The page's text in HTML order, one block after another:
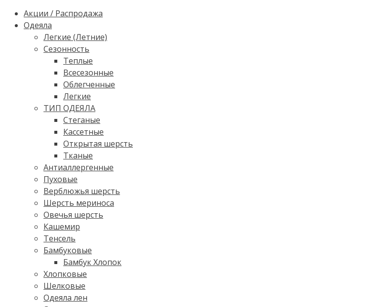
Акции / Распродажа
Одеяла
Легкие (Летние)
Сезонность
Теплые
Всесезонные
Облегченные
Легкие
ТИП ОДЕЯЛА
Стеганые
Кассетные
Открытая шерсть
Тканые
Антиаллергенные
Пуховые
Верблюжья шерсть
Шерсть мериноса
Овечья шерсть
Кашемир
Тенсель
Бамбуковые
Бамбук Хлопок
Хлопковые
Шелковые
Одеяла лен